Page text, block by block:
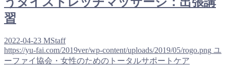
習
2022-04-23 MStaff
https://yu-fai.com/2019ver/wp-content/uploads/2019/05/rogo.png ユ
ーファイ協会・女性のためのトータルサポートケア